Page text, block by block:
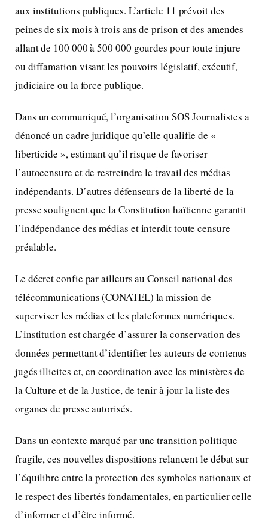
aux institutions publiques. L’article 11 prévoit des
peines de six mois à trois ans de prison et des amendes
allant de 100 000 à 500 000 gourdes pour toute injure
ou diffamation visant les pouvoirs législatif, exécutif,
judiciaire ou la force publique.
Dans un communiqué, l’organisation SOS Journalistes a
dénoncé un cadre juridique qu’elle qualifie de «
liberticide », estimant qu’il risque de favoriser
l’autocensure et de restreindre le travail des médias
indépendants. D’autres défenseurs de la liberté de la
presse soulignent que la Constitution haïtienne garantit
l’indépendance des médias et interdit toute censure
préalable.
Le décret confie par ailleurs au Conseil national des
télécommunications (CONATEL) la mission de
superviser les médias et les plateformes numériques.
L’institution est chargée d’assurer la conservation des
données permettant d’identifier les auteurs de contenus
jugés illicites et, en coordination avec les ministères de
la Culture et de la Justice, de tenir à jour la liste des
organes de presse autorisés.
Dans un contexte marqué par une transition politique
fragile, ces nouvelles dispositions relancent le débat sur
l’équilibre entre la protection des symboles nationaux et
le respect des libertés fondamentales, en particulier celle
d’informer et d’être informé.